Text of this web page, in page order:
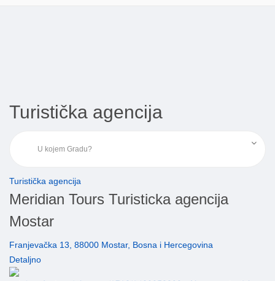
Turistička agencija
Turistička agencija
Meridian Tours Turisticka agencija
Mostar
Franjevačka 13, 88000 Mostar, Bosna i Hercegovina
Detaljno